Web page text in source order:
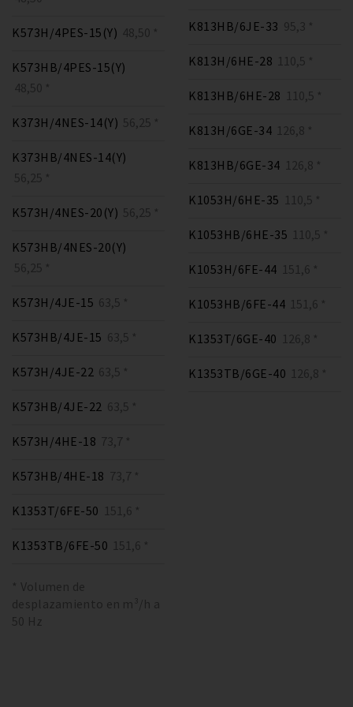
K573H/4PES-15(Y) 48,50 *
K573HB/4PES-15(Y)
48,50 *
K373H/4NES-14(Y) 56,25 *
K373HB/4NES-14(Y)
56,25 *
K573H/4NES-20(Y) 56,25 *
K573HB/4NES-20(Y)
56,25 *
K573H/4JE-15 63,5 *
K573HB/4JE-15 63,5 *
K573H/4JE-22 63,5 *
K573HB/4JE-22 63,5 *
K573H/4HE-18 73,7 *
K573HB/4HE-18 73,7 *
K813HB/6JE-33 95,3 *
K813H/6HE-28 110,5 *
K813HB/6HE-28 110,5 *
K813H/6GE-34 126,8 *
K813HB/6GE-34 126,8 *
K1053H/6HE-35 110,5 *
K1053HB/6HE-35 110,5 *
K1053H/6FE-44 151,6 *
K1053HB/6FE-44 151,6 *
K1353T/6GE-40 126,8 *
K1353TB/6GE-40 126,8 *
K1353T/6FE-50 151,6 *
K1353TB/6FE-50 151,6 *
* Volumen de
desplazamiento en m³/h a
50 Hz